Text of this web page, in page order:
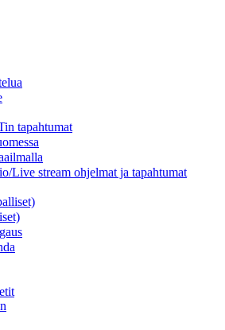
tapahtumat
Live stream ohjelmat ja tapahtumat